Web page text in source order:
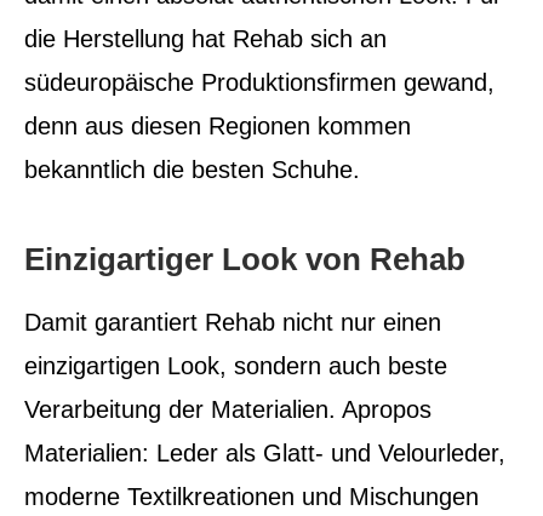
die Herstellung hat Rehab sich an
südeuropäische Produktionsfirmen gewand,
denn aus diesen Regionen kommen
bekanntlich die besten Schuhe.
Einzigartiger Look von Rehab
Damit garantiert Rehab nicht nur einen
einzigartigen Look, sondern auch beste
Verarbeitung der Materialien. Apropos
Materialien: Leder als Glatt- und Velourleder,
moderne Textilkreationen und Mischungen